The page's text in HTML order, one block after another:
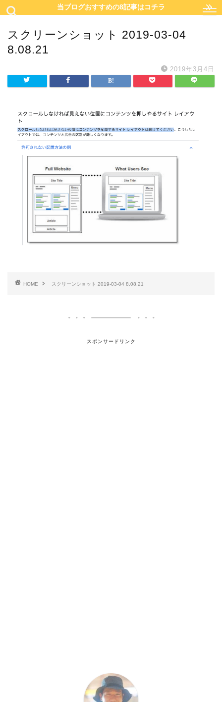
当ブログおすすめの8記事はコチラ
スクリーンショット 2019-03-04
8.08.21
2019年3月4日
HOME スクリーンショット 2019-03-04 8.08.21
スポンサードリンク